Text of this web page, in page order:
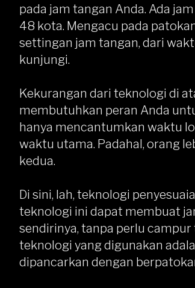
pada jam tangan Anda. Ada
48 kota. Mengacu pada
settingan jam tangan, dari
kunjungi.
Kekurangan dari teknologi di
membutuhkan peran Anda
hanya mencantumkan waktu
waktu utama. Padahal, orang
kedua.
Di sini, lah, teknologi
teknologi ini dapat membuat
sendirinya, tanpa perlu campur
teknologi yang digunakan
dipancarkan dengan